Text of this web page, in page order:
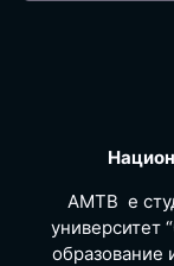
АМТВ е
университет
образование